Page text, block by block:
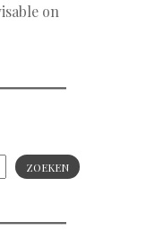
on
ZOEKEN